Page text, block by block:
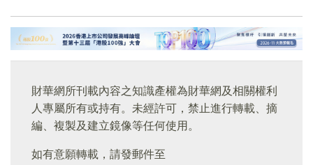
財華網所刊載內容之知識產權為財華網及相關權利
人專屬所有或持有。未經許可，禁止進行轉載、摘
編、複製及建立鏡像等任何使用。
如有意願轉載，請發郵件至